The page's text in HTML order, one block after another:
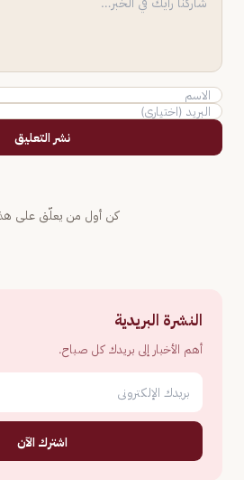
نشر التعليق
كن أول من يعلّق على هذا
النشرة البريدية
أهم الأخبار إلى بريدك كل صباح.
اشترك الآن